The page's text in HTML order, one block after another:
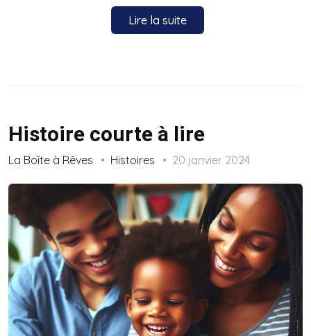
Lire la suite
Histoire courte à lire
La Boîte à Rêves Histoires 20 janvier 2024